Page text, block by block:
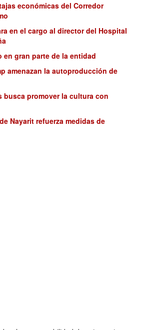
económicas del Corredor
en el cargo al director del Hospital
en gran parte de la entidad
amenazan la autoproducción de
busca promover la cultura con
Nayarit refuerza medidas de